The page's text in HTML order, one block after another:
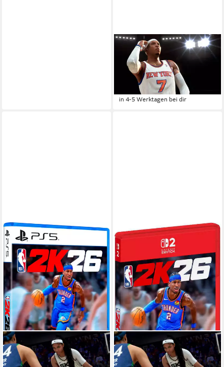
2K
NBA 2K26
Nintendo Switch Plattform
ab 16 Jahren USK-Freigabe
Publisher
ab 29,95 €
in 4-5 Werktagen bei dir